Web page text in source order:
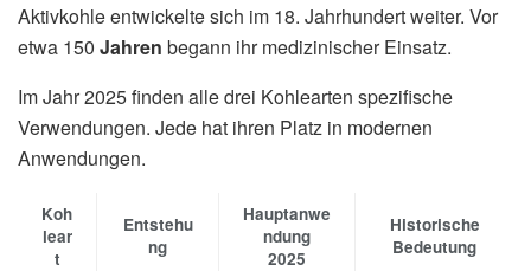
Aktivkohle entwickelte sich im 18. Jahrhundert weiter. Vor
etwa 150 Jahren begann ihr medizinischer Einsatz.
Im Jahr 2025 finden alle drei Kohlearten spezifische
Verwendungen. Jede hat ihren Platz in modernen
Anwendungen.
Koh
lear
t
Entstehu
ng
Hauptanwe
ndung
2025
Historische
Bedeutung